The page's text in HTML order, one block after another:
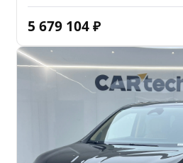
5 679 104 ₽